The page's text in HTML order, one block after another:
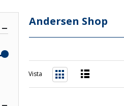
Andersen Shop
Vista